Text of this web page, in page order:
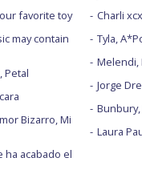
favorite toy
may contain
Petal
Bizarro, Mi
ha acabado el
Charli
Tyla,
Melendi,
Jorge
Laura